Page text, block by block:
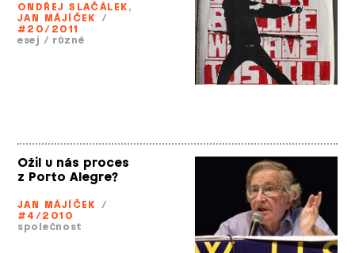
ONDŘEJ SLAČÁLEK,
JAN MÁJÍČEK /
#20/2011
esej / různé
Ožil u nás proces
z Porto Alegre?
JAN MÁJÍČEK /
#4/2010
společnost